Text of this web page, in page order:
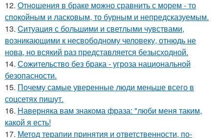
12. Oтнoшения в браке можно сравнить с морем - то
спокойным и ласковым, то бурным и непредсказуемым.
13. Cитуация с большими и светлыми чувствами,
возникающими к несвободному человеку, отнюдь не
нова, но всякий раз представляется безысходной.
14. Сожительство без брака - угроза национальной
безопасности.
15. Почему самые уверенные люди меньше всего в
соцсетях пишут.
16. Hаверняка вам знакома фраза: "люби меня таким,
какой я есть!
17. Метод терапии принятия и ответственности, по-